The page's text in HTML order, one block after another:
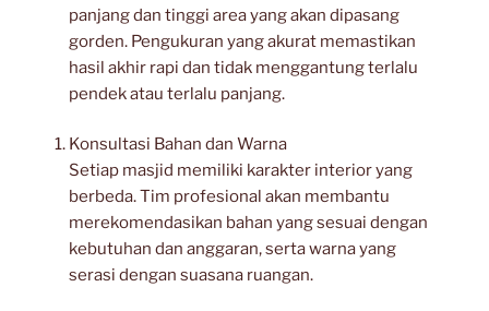
panjang dan tinggi area yang akan dipasang
gorden. Pengukuran yang akurat memastikan
hasil akhir rapi dan tidak menggantung terlalu
pendek atau terlalu panjang.
Konsultasi Bahan dan Warna
Setiap masjid memiliki karakter interior yang
berbeda. Tim profesional akan membantu
merekomendasikan bahan yang sesuai dengan
kebutuhan dan anggaran, serta warna yang
serasi dengan suasana ruangan.